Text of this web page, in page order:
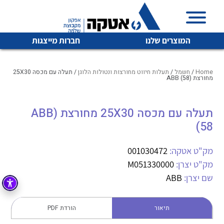
המוצרים שלנו חברות מייצגות
איכות | שרות | זמינות
אטקה בע”מ היא החברה הגדולה והמובילה בישראל בשיווק
מיתוג, בקרה , ואינסטלציה חשמלית ופעילה ב7 תחומים:
חשמל מיתוג ואינסטלציה חשמלית
קופסאות וארונות לחשמל, בקרה ואלקטרוניקה
לכל מוצרי היצרן לכל מוצרי היצרן
לכל מוצרי היצרן לכל מוצרי היצרן
Home
/ חשמל / תעלות חיווט מחורצות ונטולות הלוגן / תעלה עם מכסה 25X30
מחורצת (ABB (58
תעלה עם מכסה 25X30 מחורצת (ABB
(58
מק"ט אטקה: 001030472
מק"ט יצרן: M051330000
שם יצרן: ABB
תיאור הורדת PDF